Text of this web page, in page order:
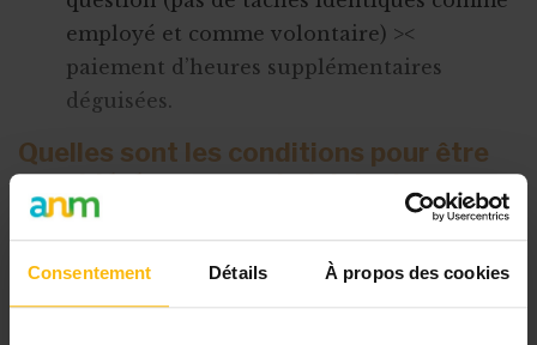
Consentement Détails À propos des cookies
employé et comme volontaire) ><
paiement d’heures supplémentaires
déguisées.
Quelles sont les conditions pour être
considéré comme administrateur
volontaire ?
ne peut pas être
rémunéré